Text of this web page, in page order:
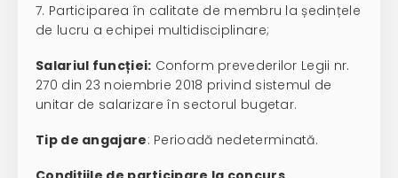
7. Participarea în calitate de membru la ședințele
de lucru a echipei multidisciplinare;
Salariul funcției: Conform prevederilor Legii nr.
270 din 23 noiembrie 2018 privind sistemul de
unitar de salarizare în sectorul bugetar.
Tip de angajare: Perioadă nedeterminată.